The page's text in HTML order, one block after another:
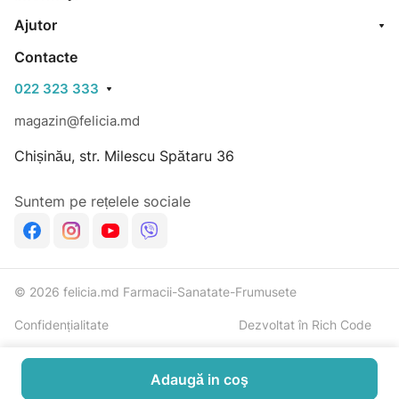
Ajutor
Contacte
022 323 333
magazin@felicia.md
Chișinău, str. Milescu Spătaru 36
Suntem pe rețelele sociale
© 2026 felicia.md Farmacii-Sanatate-Frumusete
Confidențialitate Dezvoltat în Rich Code
Adaugă in coş